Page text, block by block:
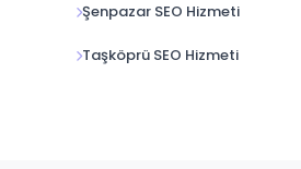
Şenpazar SEO Hizmeti
Taşköprü SEO Hizmeti